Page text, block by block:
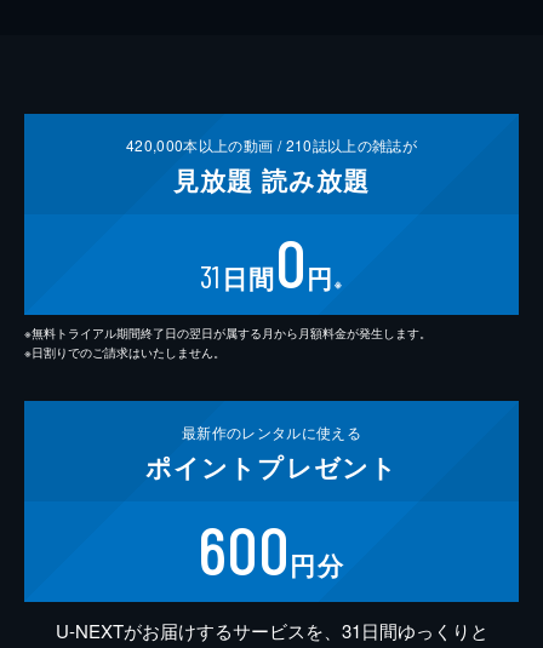
420,000本以上の動画 /210誌以上の雑誌が
見放題 読み放題
31 日間0円 ※
※無料トライアル期間終了日の翌日が属する月から月額料金が発生します。
※日割りでのご請求はいたしません。
最新作のレンタルに使える
ポイント プレゼント
600円分
U-NEXTがお届けするサービスを、31日間ゆっくりと